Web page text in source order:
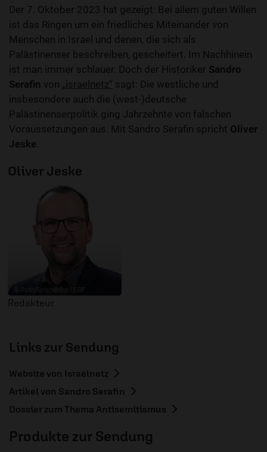
Der 7. Oktober 2023 hat gezeigt: Bei allem guten Willen
ist das Ringen um ein friedliches Miteinander von
Menschen in Israel und denen, die sich als
Palästinenser beschreiben, gescheitert. Im Nachhinein
ist man immer schlauer. Doch der Historiker Sandro
Serafin von „ israelnetz“ sagt: Die westliche und
insbesondere auch die (west-)deutsche
Palästinenserpolitik ging Jahrzehnte von falschen
Voraussetzungen aus. Mit Sandro Serafin spricht Oliver
Jeske
Oliver Jeske
Redakteur
Links zur Sendung
Website von Israelnetz
Artikel von Sandro Serafin
Dossier zum Thema Antisemitismus
Produkte zur Sendung